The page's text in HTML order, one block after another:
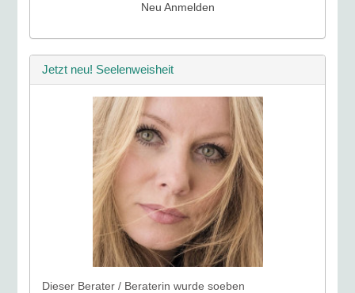
Neu Anmelden
Jetzt neu! Seelenweisheit
Dieser Berater / Beraterin wurde soeben